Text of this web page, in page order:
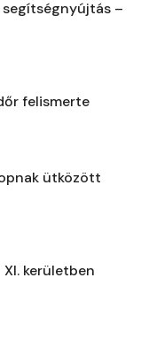
segítségnyújtás –
felismerte
ütközött
XI. kerületben